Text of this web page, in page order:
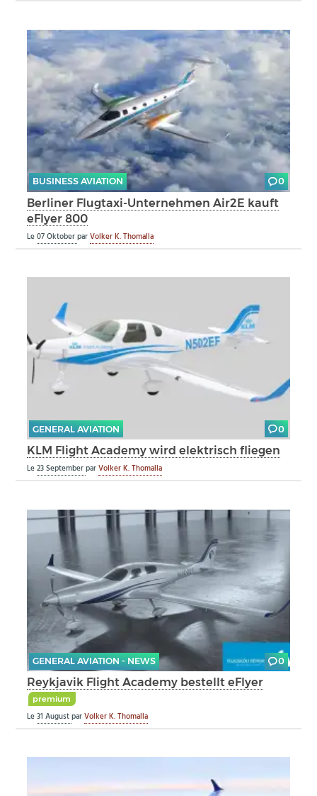
BUSINESS AVIATION 0
Berliner Flugtaxi-Unternehmen Air2E kauft
eFlyer 800
Le07 OktoberparVolker K. Thomalla
GENERAL AVIATION 0
KLM Flight Academy wird elektrisch fliegen
Le23 SeptemberparVolker K. Thomalla
GENERAL AVIATION - NEWS 0
Reykjavik Flight Academy bestellt eFlyer
premium
Le31 AugustparVolker K. Thomalla